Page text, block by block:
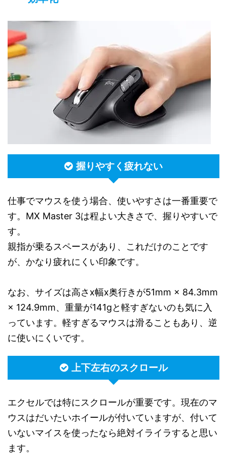
握りやすく疲れない
仕事でマウスを使う場合、使いやすさは一番重要で
す。MX Master 3は程よい大きさで、握りやすいで
す。
親指が乗るスペースがあり、これだけのことです
が、かなり疲れにくい印象です。
なお、サイズは高さx幅x奥行きが51mm × 84.3mm
× 124.9mm、重量が141gと軽すぎないのも気に入
っています。軽すぎるマウスは滑ることもあり、逆
に使いにくいです。
上下左右のスクロール
エクセルでは特にスクロールが重要です。現在のマ
ウスはだいたいホイールが付いていますが、付いて
いないマイスを使ったなら絶対イライラすると思い
ます。